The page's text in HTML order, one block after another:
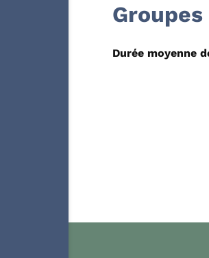
Groupes
Durée moyenne